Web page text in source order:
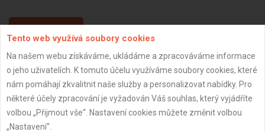
ZPĚT
Aktualizováno z portálu ARES dne 31.12.2024 03:45:05
Tento web využívá soubory cookies
Na našem webu získáváme, ukládáme a zpracováváme informace
o jeho uživatelích. K tomuto účelu využíváme soubory cookies, které
nám pomáhají zkvalitnit naše služby a personalizovat nabídky. Pro
některé účely zpracování je vyžadován Váš souhlas, který vyjádříte
volbou „Přijmout vše“. Nastavení cookies můžete změnit volbou
„Nastavení“.